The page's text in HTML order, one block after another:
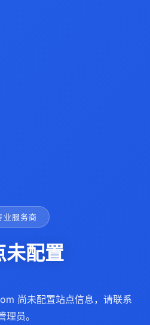
业服务商
未配置
尚未配置站点信息，请联系
理员。